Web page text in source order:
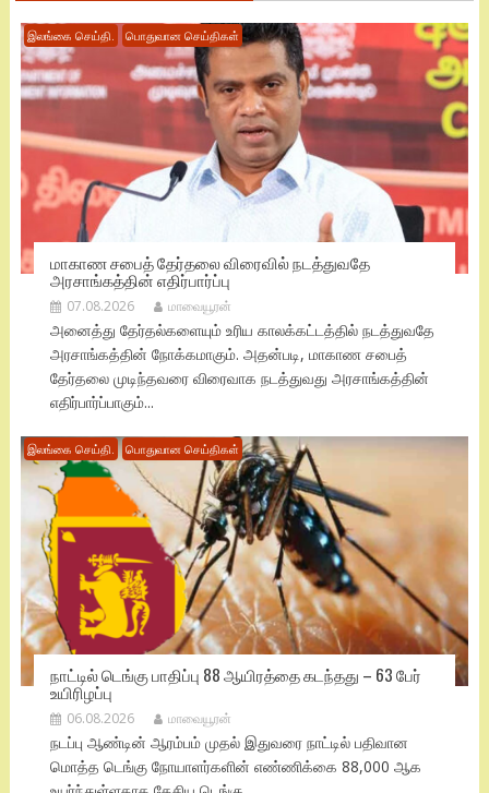
இலங்கை செய்தி. பொதுவான செய்திகள்
மாகாண சபைத் தேர்தலை விரைவில் நடத்துவதே
அரசாங்கத்தின் எதிர்பார்ப்பு
07.08.2026 மாவையூரன்
அனைத்து தேர்தல்களையும் உரிய காலக்கட்டத்தில் நடத்துவதே
அரசாங்கத்தின் நோக்கமாகும். அதன்படி, மாகாண சபைத்
தேர்தலை முடிந்தவரை விரைவாக நடத்துவது அரசாங்கத்தின்
எதிர்பார்ப்பாகும்...
இலங்கை செய்தி. பொதுவான செய்திகள்
நாட்டில் டெங்கு பாதிப்பு 88 ஆயிரத்தை கடந்தது – 63 பேர்
உயிரிழப்பு
06.08.2026 மாவையூரன்
நடப்பு ஆண்டின் ஆரம்பம் முதல் இதுவரை நாட்டில் பதிவான
மொத்த டெங்கு நோயாளர்களின் எண்ணிக்கை 88,000 ஆக